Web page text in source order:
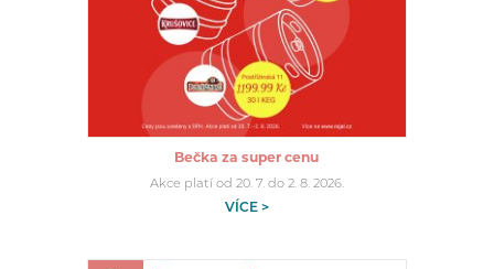
Bečka za super cenu
Akce platí od 20. 7. do 2. 8. 2026.
VÍCE >